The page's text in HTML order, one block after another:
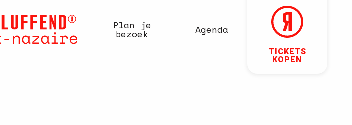
TICKETS
KOPEN
Plan je
bezoek Agenda